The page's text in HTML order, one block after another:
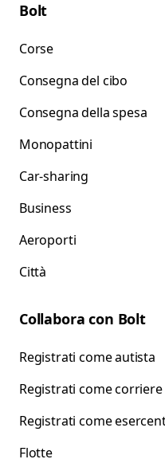
Bolt
Corse
Consegna del cibo
Consegna della spesa
Monopattini
Car-sharing
Business
Aeroporti
Città
Collabora con Bolt
Registrati come autista
Registrati come corriere
Registrati come
Flotte